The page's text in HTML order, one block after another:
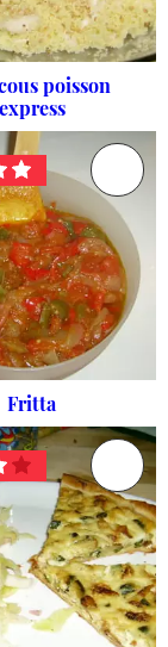
poisson
express
Fritta